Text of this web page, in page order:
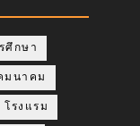
ศึกษา
มนาคม
โรงแรม